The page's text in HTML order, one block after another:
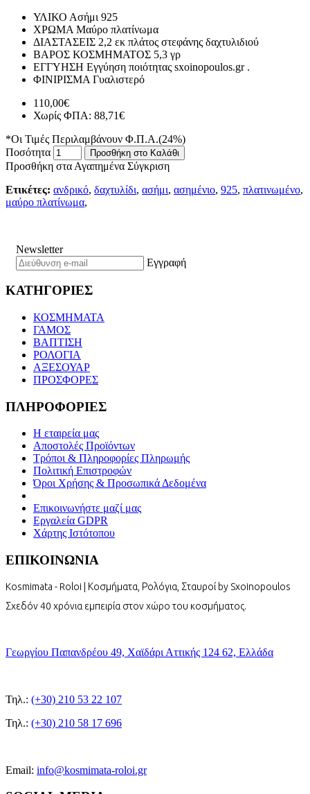
ΥΛΙΚΟ Ασήμι 925
ΧΡΩΜΑ Μαύρο πλατίνωμα
ΔΙΑΣΤΑΣΕΙΣ 2,2 εκ πλάτος στεφάνης δαχτυλιδιού
ΒΑΡΟΣ ΚΟΣΜΗΜΑΤΟΣ 5,3 γρ
ΕΓΓΥΗΣΗ Εγγύηση ποιότητας sxoinopoulos.gr .
ΦΙΝΙΡΙΣΜΑ Γυαλιστερό
110,00€
Χωρίς ΦΠΑ: 88,71€
*Οι Τιμές Περιλαμβάνουν Φ.Π.Α.(24%)
Ποσότητα
Προσθήκη στο Καλάθι
Προσθήκη στα Αγαπημένα Σύγκριση
Ετικέτες: ανδρικό, δαχτυλίδι, ασήμι, ασημένιο, 925, πλατινωμένο,
μαύρο πλατίνωμα,
Newsletter
Εγγραφή
ΚΑΤΗΓΟΡΙΕΣ
ΚΟΣΜΗΜΑΤΑ
ΓΑΜΟΣ
ΒΑΠΤΙΣΗ
ΡΟΛΟΓΙΑ
ΑΞΕΣΟΥΑΡ
ΠΡΟΣΦΟΡΕΣ
ΠΛΗΡΟΦΟΡΙΕΣ
Η εταιρεία μας
Αποστολές Προϊόντων
Τρόποι & Πληροφορίες Πληρωμής
Πολιτική Επιστροφών
Όροι Χρήσης & Προσωπικά Δεδομένα
Επικοινωνήστε μαζί μας
Εργαλεία GDPR
Χάρτης Ιστότοπου
ΕΠΙΚΟΙΝΩΝΙΑ
Kosmimata - Roloi | Κοσμήματα, Ρολόγια, Σταυροί by Sxoinopoulos
Σχεδόν 40 χρόνια εμπειρία στον χώρο του κοσμήματος.
Γεωργίου Παπανδρέου 49, Χαϊδάρι Αττικής 124 62, Ελλάδα
Τηλ.: (+30) 210 53 22 107
Τηλ.: (+30) 210 58 17 696
Email: info@kosmimata-roloi.gr